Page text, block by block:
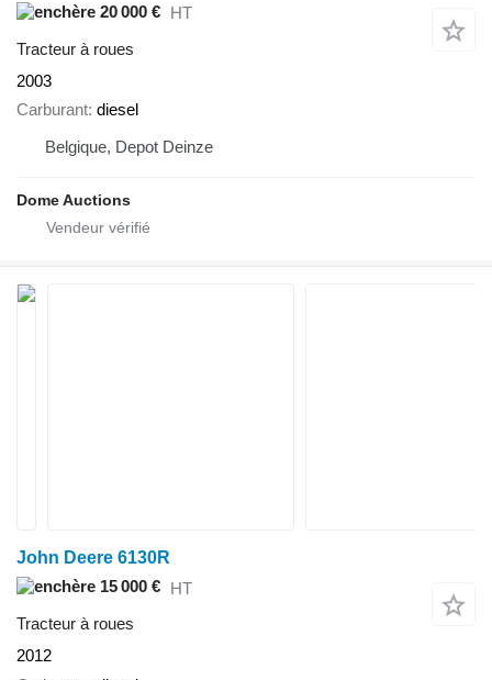
20 000 € HT
Tracteur à roues
2003
Carburant diesel
Belgique, Depot Deinze
Dome Auctions
John Deere 6130R
15 000 € HT
Tracteur à roues
2012